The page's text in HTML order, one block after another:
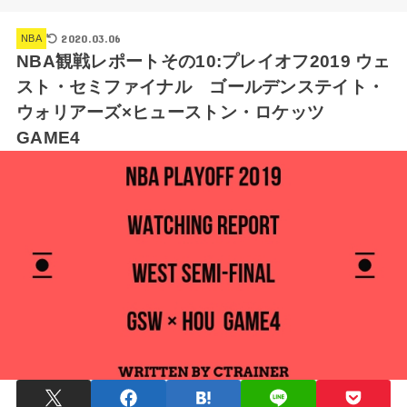
NBA 2020.03.06
NBA観戦レポートその10:プレイオフ2019 ウェ
スト・セミファイナル ゴールデンステイト・
ウォリアーズ×ヒューストン・ロケッツ
GAME4